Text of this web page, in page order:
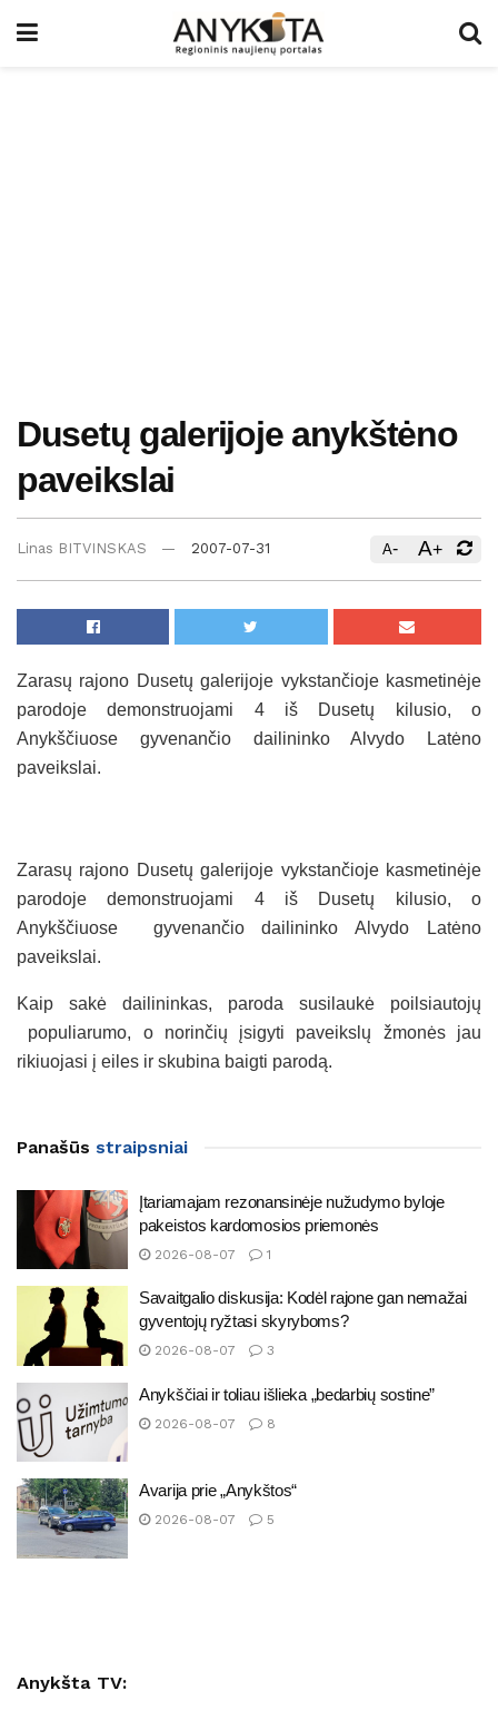
Dusetų galerijoje anykštėno
paveikslai
Linas BITVINSKAS 2007-07-31 A- A+
Zarasų rajono Dusetų galerijoje vykstančioje kasmetinėje
parodoje demonstruojami 4 iš Dusetų kilusio, o
Anykščiuose gyvenančio dailininko Alvydo Latėno
paveikslai.
Zarasų rajono Dusetų galerijoje vykstančioje kasmetinėje
parodoje demonstruojami 4 iš Dusetų kilusio, o
Anykščiuose gyvenančio dailininko Alvydo Latėno
paveikslai.
Kaip sakė dailininkas, paroda susilaukė poilsiautojų
populiarumo, o norinčių įsigyti paveikslų žmonės jau
rikiuojasi į eiles ir skubina baigti parodą.
Panašūs straipsniai
Įtariamajam rezonansinėje nužudymo byloje
pakeistos kardomosios priemonės
2026-08-07 1
Savaitgalio diskusija: Kodėl rajone gan nemažai
gyventojų ryžtasi skyryboms?
2026-08-07 3
Anykščiai ir toliau išlieka „bedarbių sostine”
2026-08-07 8
Avarija prie „Anykštos“
2026-08-07 5
Anykšta TV: